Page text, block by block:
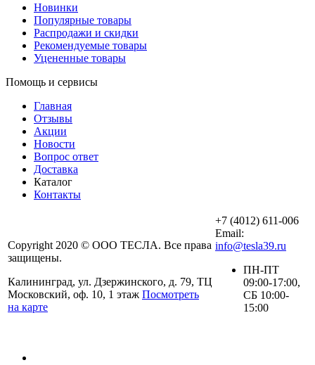
Новинки
Популярные товары
Распродажи и скидки
Рекомендуемые товары
Уцененные товары
Помощь и сервисы
Главная
Отзывы
Акции
Новости
Вопрос ответ
Доставка
Каталог
Контакты
Copyright 2020 © ООО ТЕСЛА. Все права
защищены.
Калининград, ул. Дзержинского, д. 79, ТЦ
Московский, оф. 10, 1 этаж Посмотреть
на карте
+7 (4012) 611-006
Email:
info@tesla39.ru
ПН-ПТ
09:00-17:00,
СБ 10:00-
15:00